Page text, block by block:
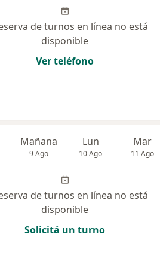
de turnos en línea no está
disponible
Ver teléfono
Mañana
9 Ago
Lun
10 Ago
Mar
11 Ago
de turnos en línea no está
disponible
Solicitá un turno